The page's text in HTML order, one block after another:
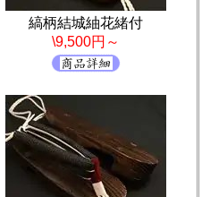
縞柄結城紬花緒付
\9,500円～